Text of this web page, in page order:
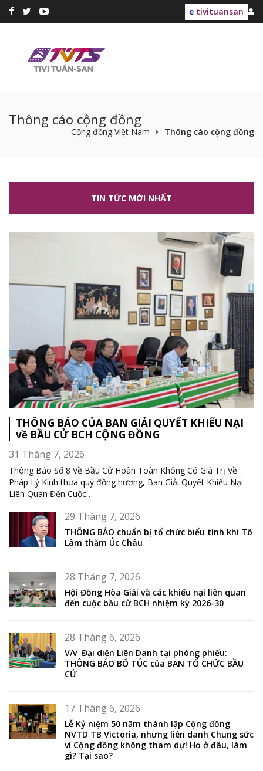
e tivituansan
Thông cáo cộng đồng
Cộng đồng Việt Nam Thông cáo cộng đồng
TIN TỨC MỚI NHẤT
THÔNG BÁO CỦA BAN GIẢI QUYẾT KHIẾU NẠI
về BẦU CỬ BCH CỘNG ĐỒNG
31 Tháng 7, 2026
Thông Báo Số 8 Về Bầu Cử Hoàn Toàn Không Có Giá Trị Về
Pháp Lý Kính thưa quý đồng hương, Ban Giải Quyết Khiếu Nại
Liên Quan Đến Cuộc…
29 Tháng 7, 2026
THÔNG BÁO chuẩn bị tổ chức biểu tình khi Tô
Lâm thăm Úc Châu
28 Tháng 7, 2026
Hội Đồng Hòa Giải và các khiếu nại liên quan
đến cuộc bầu cử BCH nhiệm kỳ 2026-30
28 Tháng 6, 2026
V/v Đại diện Liên Danh tại phòng phiếu:
THÔNG BÁO BỔ TÚC của BAN TỔ CHỨC BẦU
CỬ
17 Tháng 6, 2026
Lễ Kỷ niệm 50 năm thành lập Cộng đồng
NVTD TB Victoria, nhưng liên danh Chung sức
vì Cộng đồng không tham dự! Họ ở đâu, làm
gì? Tại sao?